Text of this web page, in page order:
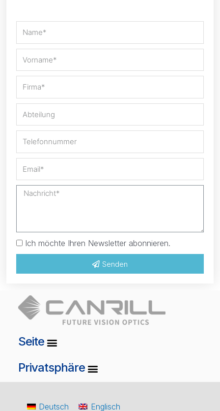
Ich möchte Ihren Newsletter abonnieren.
Senden
Seite
Privatsphäre
Deutsch Englisch